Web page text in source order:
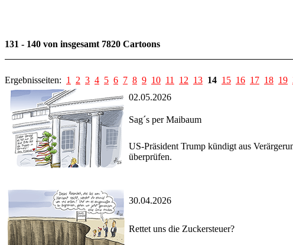
131 - 140 von insgesamt 7820 Cartoons
Ergebnisseiten: 1 2 3 4 5 6 7 8 9 10 11 12 13 14 15 16 17 18 19
02.05.2026
Sag´s per Maibaum
US-Präsident Trump kündigt aus
überprüfen.
30.04.2026
Rettet uns die Zuckersteuer?